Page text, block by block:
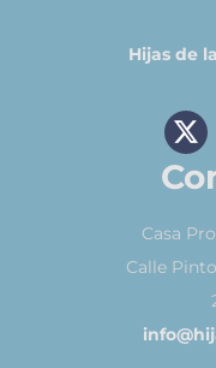
Hijas de
Casa
Calle